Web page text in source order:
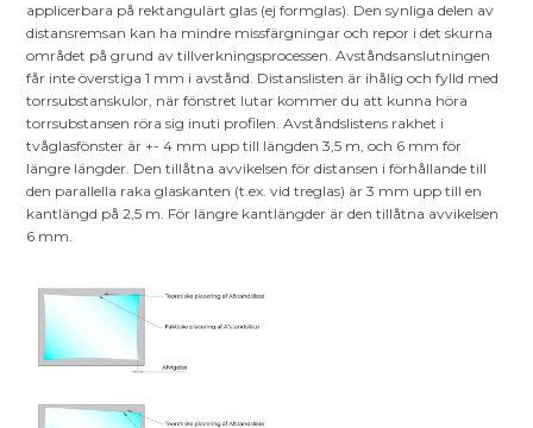
applicerbara på rektangulärt glas (ej formglas). Den synliga delen av
distansremsan kan ha mindre missfärgningar och repor i det skurna
området på grund av tillverkningsprocessen. Avståndsanslutningen
får inte överstiga 1 mm i avstånd. Distanslisten är ihålig och fylld med
torrsubstanskulor, när fönstret lutar kommer du att kunna höra
torrsubstansen röra sig inuti profilen. Avståndslistens rakhet i
tvåglasfönster är +- 4 mm upp till längden 3,5 m, och 6 mm för
längre längder. Den tillåtna avvikelsen för distansen i förhållande till
den parallella raka glaskanten (t.ex. vid treglas) är 3 mm upp till en
kantlängd på 2,5 m. För längre kantlängder är den tillåtna avvikelsen
6 mm.